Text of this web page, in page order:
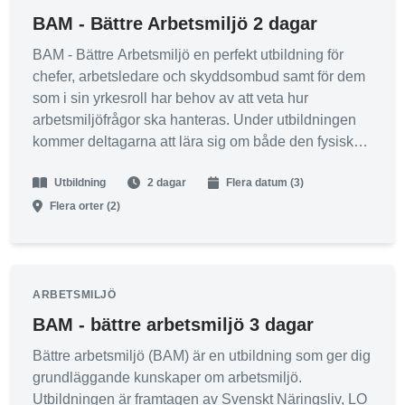
Hur ställs en resultaträkning upp och vilka är de olika
resultatnivåerna? Vad är viktigast? Hur påverkar olika
funktioner de olika delarna i Resultaträkningen? Vilka
beslut är avgörande för hur Resultaträkningen ser ut?
* Balansräkning
Vilka olika beslut ligger bakom uppbyggnaden av en
Balansräkning.
balansräkningen?
Vilka är de viktigaste nyckeltalen och hur kan de användas.
Kopplingen mellan operationella nyckeltal och ekonomiska
nyckeltal.
BAM - Bättre Arbetsmiljö 2 dagar
BAM - Bättre Arbetsmiljö en perfekt utbildning för
chefer, arbetsledare och skyddsombud samt för dem
som i sin yrkesroll har behov av att veta hur
arbetsmiljöfrågor ska hanteras. Under utbildningen
kommer deltagarna att lära sig om både den fysiska
arbeta för att förbättra dessa. Eftersom detta är en
grundutbildning så behövs inga förkunskaper.
Utbildning 2 dagar
Flera datum (3)
Flera orter (2)
ARBETSMILJÖ
BAM - bättre arbetsmiljö 3 dagar
Bättre arbetsmiljö (BAM) är en utbildning som ger dig
grundläggande kunskaper om arbetsmiljö.
Utbildningen är framtagen av Svenskt Näringsliv, LO